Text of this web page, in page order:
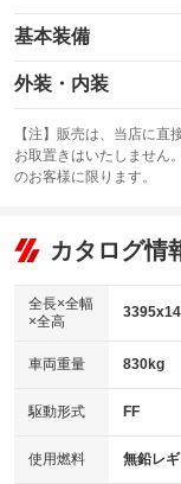
基本装備
エアバッグ：運転席/
：装備あり
：装備なし
サンルーフ
：装備なし
リフトアップ
：装備なし
：装備なし
パワーウィンドウ
アイドリングストッ
：装備なし
USB入力端子
：装備あり
100V電源
：装備なし
外装・内装
カーナビ：SDナビ
：装備あり
TV：フルセグ
：装備あり
ビジュアル：-／
：装備あり
：装備あり
革シート
キーレス
HID(キセノンライト)
：装備なし
バックカメラ
：装備あり
【注】販売は、当店に
お取置きはいたしませ
のお客様に限ります。
カタログ情
全長×全幅
×全高
車両重量 830kg
駆動形式 FF
使用燃料 無鉛レ